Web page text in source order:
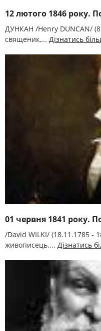
12 лютого 1846 року.
ДУНКАН /Henry DUNCAN/
священик,... Дізнатись
01 червня 1841 року.
/Davіd WІLKІ/ (18.11.1785 -
живописець.... Дізнатись